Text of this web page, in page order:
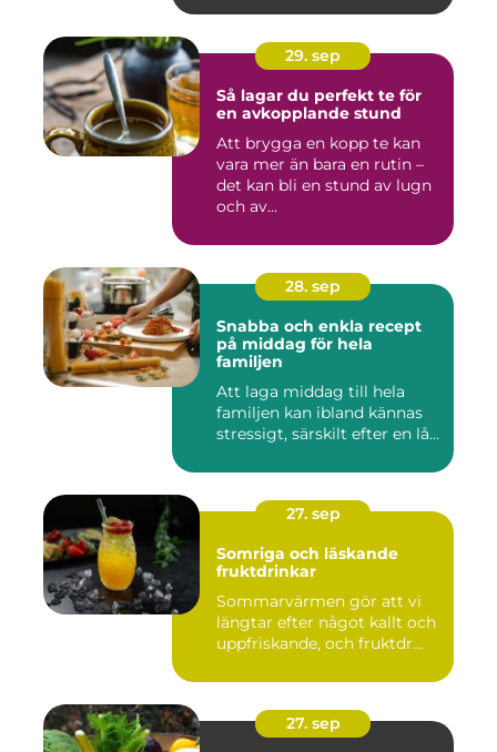
29. sep
Så lagar du perfekt te för
en avkopplande stund
Att brygga en kopp te kan
vara mer än bara en rutin –
det kan bli en stund av lugn
och av...
28. sep
Snabba och enkla recept
på middag för hela
familjen
Att laga middag till hela
familjen kan ibland kännas
stressigt, särskilt efter en lå...
27. sep
Somriga och läskande
fruktdrinkar
Sommarvärmen gör att vi
längtar efter något kallt och
uppfriskande, och fruktdr...
27. sep